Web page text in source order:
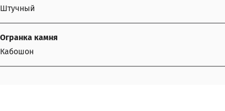
Штучный
Огранка камня
Кабошон